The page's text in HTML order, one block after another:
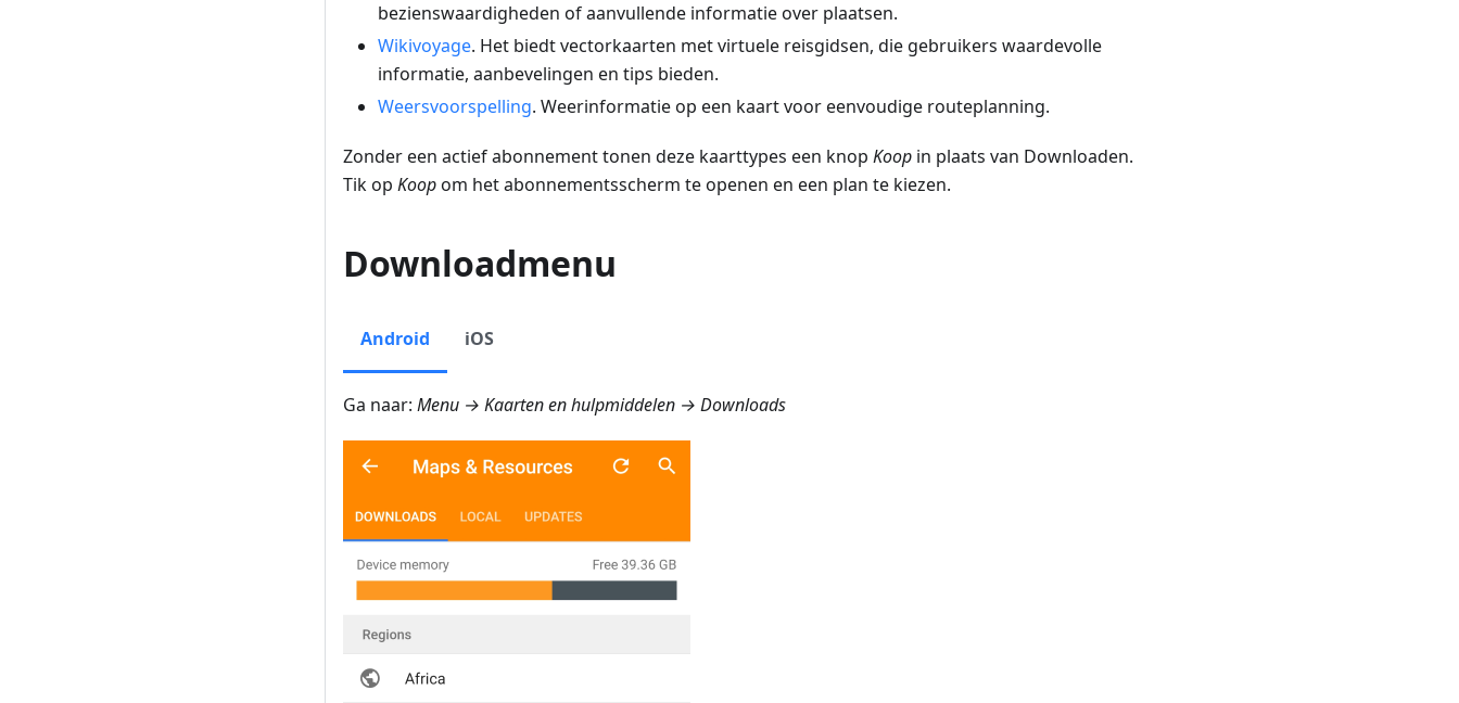
bezienswaardigheden of aanvullende informatie over plaatsen.
Wikivoyage. Het biedt vectorkaarten met virtuele reisgidsen, die gebruikers waardevolle
informatie, aanbevelingen en tips bieden.
Weersvoorspelling. Weerinformatie op een kaart voor eenvoudige routeplanning.
Zonder een actief abonnement tonen deze kaarttypes een knop Koop in plaats van Downloaden.
Tik op Koopom het abonnementsscherm te openen en een plan te kiezen.
Downloadmenu
Android iOS
Ga naar: Menu → Kaarten en hulpmiddelen → Downloads